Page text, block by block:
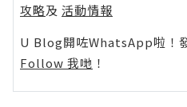
攻略及 活動情報
U Blog開咗WhatsApp啦！
Follow 我哋 ！